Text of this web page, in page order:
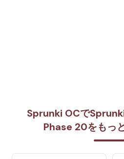
Sprunki OCで
Phase 20をもっ